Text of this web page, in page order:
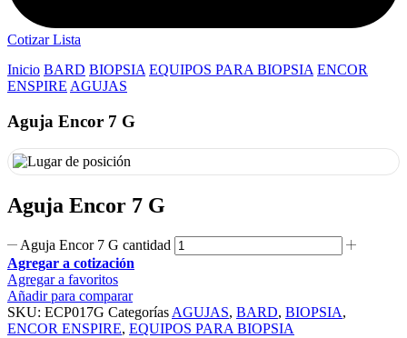
Cotizar Lista
Inicio BARD BIOPSIA EQUIPOS PARA BIOPSIA ENCOR
ENSPIRE AGUJAS
Aguja Encor 7 G
Aguja Encor 7 G
Aguja Encor 7 G cantidad
Agregar a cotización
Agregar a favoritos
Añadir para comparar
SKU: ECP017G Categorías AGUJAS, BARD, BIOPSIA,
ENCOR ENSPIRE, EQUIPOS PARA BIOPSIA